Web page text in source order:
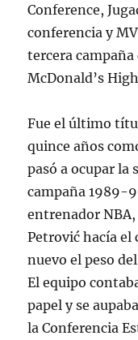
Conference,
conferencia y
tercera
McDonald’s
Fue el último
quince años
pasó a ocupar la
campaña 1989-
entrenador NBA,
Petrović hacía el
nuevo el peso
El equipo
papel y se
la Conferencia